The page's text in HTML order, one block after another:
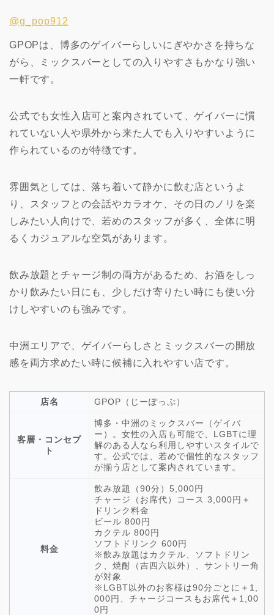
@g_pop912
GPOPは、博多のゲイバーらしいにぎやかさを持ちな
がら、ミックスバーとしての入りやすさもかなり強い
一軒です。
公式でも女性入店可と案内されていて、ゲイバーに慣
れていない人や県外から来た人でも入りやすいように
作られているのが特徴です。
雰囲気としては、落ち着いて静かに飲む店というよ
り、スタッフとの会話やカラオケ、その日のノリを楽
しみたい人向けで、若めのスタッフが多く、全体に明
るくカジュアルな空気があります。
飲み放題とチャージ制の両方があるため、お酒をしっ
かり飲みたい日にも、少しだけ寄りたい時にも使い分
けしやすいのも強みです。
中洲エリアで、ゲイバーらしさとミックスバーの開放
感を両方求めたい時に候補に入れやすい店です。
店名 GPOP（じーぽっぷ）
客層・コンセプ
ト
博多・中洲のミックスバー（ゲイバ
ー）。女性の入店も可能で、LGBTに理
解のある人なら利用しやすいスタイルで
す。公式では、若めで個性的なスタッフ
が揃う店として案内されています。
料金
飲み放題（90分）5,000円
チャージ（お席代）コース 3,000円＋
ドリンク料金
ビール 800円
カクテル 800円
ソフトドリンク 600円
※飲み放題はカクテル、ソフトドリン
ク、焼酎（吉四六以外）、サントリー角
が対象
※LGBT以外のお客様は90分ごとに＋1,
000円、チャージコースもお席代＋1,00
0円